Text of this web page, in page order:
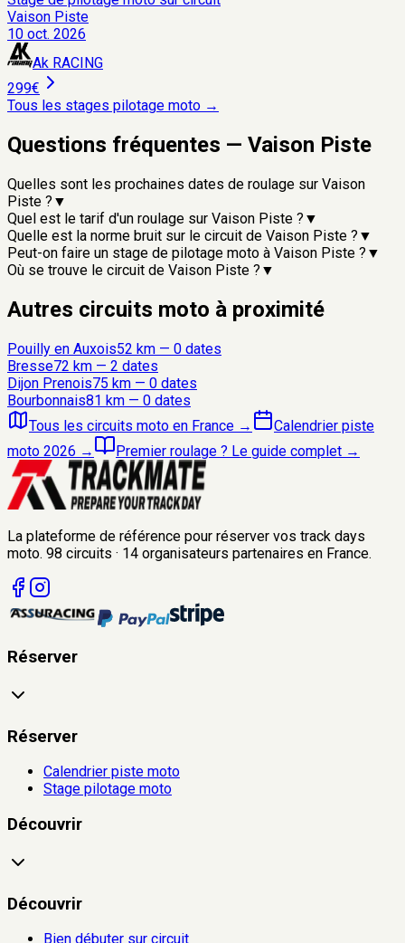
Vaison Piste
10 oct. 2026
Ak RACING
299€
Tous les stages pilotage moto →
Questions fréquentes — Vaison Piste
Quelles sont les prochaines dates de roulage sur Vaison
Piste ? ▼
Quel est le tarif d'un roulage sur Vaison Piste ? ▼
Quelle est la norme bruit sur le circuit de Vaison Piste ? ▼
Peut-on faire un stage de pilotage moto à Vaison Piste ? ▼
Où se trouve le circuit de Vaison Piste ? ▼
Autres circuits moto à proximité
Pouilly en Auxois52 km — 0 dates
Bresse72 km — 2 dates
Dijon Prenois75 km — 0 dates
Bourbonnais81 km — 0 dates
Tous les circuits moto en France →
Calendrier piste
moto 2026 → Premier roulage ? Le guide complet →
La plateforme de référence pour réserver vos track days
moto. 98 circuits · 14 organisateurs partenaires en France.
Réserver
Réserver
Calendrier piste moto
Stage pilotage moto
Découvrir
Découvrir
Bien débuter sur circuit